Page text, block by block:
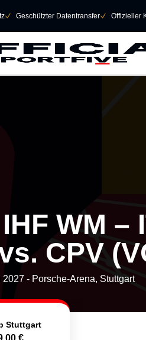
􀆅 Geschützter Datentransfer􀆅 Offizieller
WM –
CPV
2027 - Porsche-Arena, Stuttgart
Stuttgart
€